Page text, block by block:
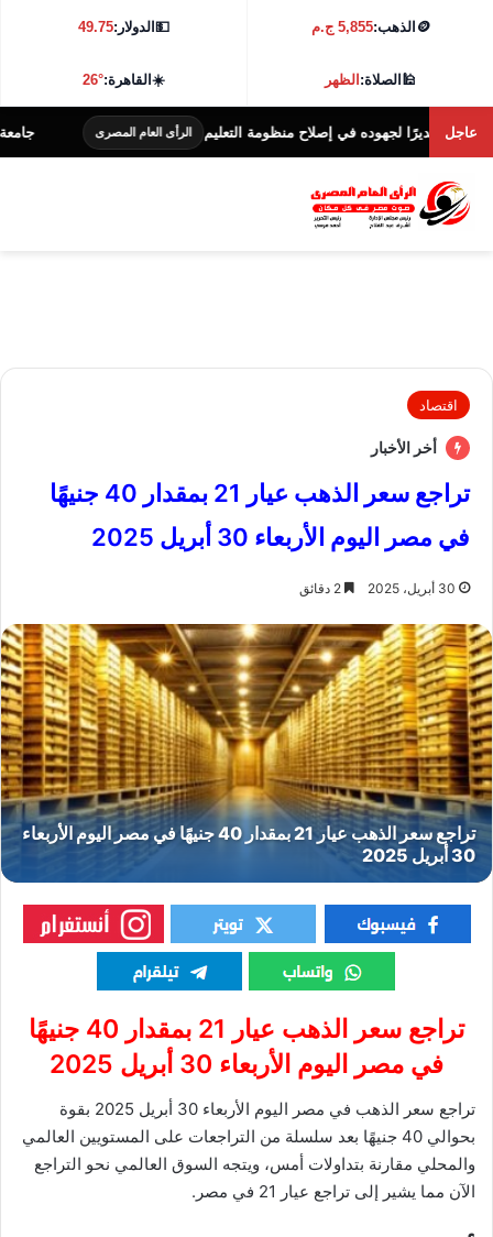
🪙 الذهب:5,855 ج.م 💵الدولار:49.75
🕌الصلاة:الظهر ☀️القاهرة:26°
عاجل
لجهوده في إصلاح منظومة التعليم الرأى العام المصرى جامعة كفر الشيخ تطلق
اقتصاد
أخر الأخبار
تراجع سعر الذهب عيار 21 بمقدار 40 جنيهًا
في مصر اليوم الأربعاء 30 أبريل 2025
30 أبريل، 2025
تراجع سعر الذهب عيار 21 بمقدار 40 جنيهًا
في مصر اليوم الأربعاء 30 أبريل 2025
تراجع سعر الذهب في مصر اليوم الأربعاء 30 أبريل 2025 بقوة
بحوالي 40 جنيهًا بعد سلسلة من التراجعات على المستويين العالمي
والمحلي مقارنة بتداولات أمس، ويتجه السوق العالمي نحو التراجع
الآن مما يشير إلى تراجع عيار 21 في مصر.